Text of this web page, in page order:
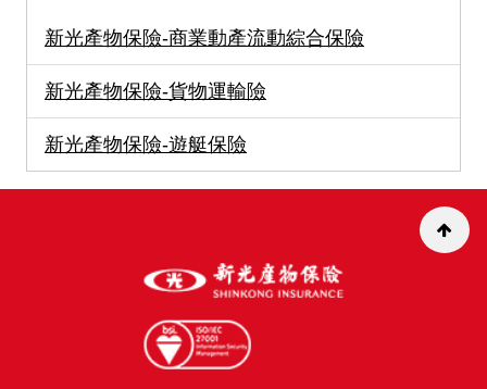
新光產物保險-商業動產流動綜合保險
新光產物保險-貨物運輸險
新光產物保險-遊艇保險